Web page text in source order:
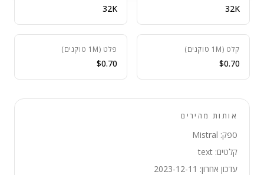
32K
32K
קלט (1M טוקנים)
$0.70
פלט (1M טוקנים)
$0.70
אותות מהירים
ספק: Mistral
קלטים: text
עדכון אחרון: 2023-12-11